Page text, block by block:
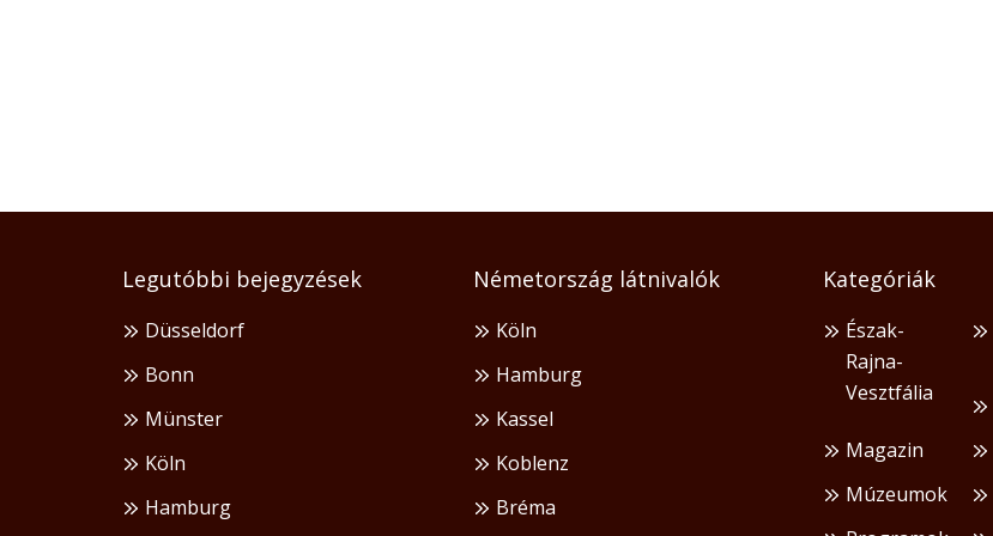
Legutóbbi bejegyzések
Düsseldorf
Bonn
Münster
Köln
Hamburg
Németország látnivalók
Köln
Hamburg
Kassel
Koblenz
Bréma
Kategóriák
Észak-
Rajna-
Vesztfália
Magazin
Múzeumok